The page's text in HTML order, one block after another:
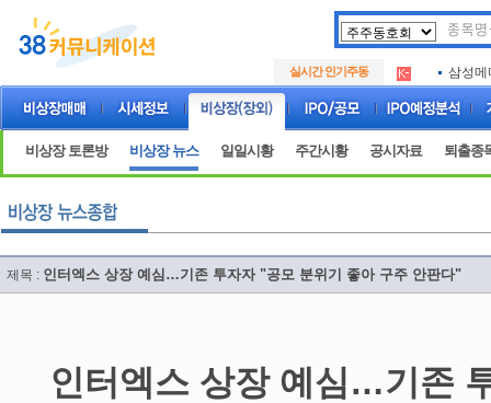
실시간 인기주동
.
아크로
삼성메
.
아크로
.
아하
비상장 토론방 비상장 뉴스 일일시황 주간시황 공시자료 퇴출종
제목 : 인터엑스 상장 예심…기존 투자자 "공모 분위기 좋아 구주 안판다"
인터엑스 상장 예심…기존